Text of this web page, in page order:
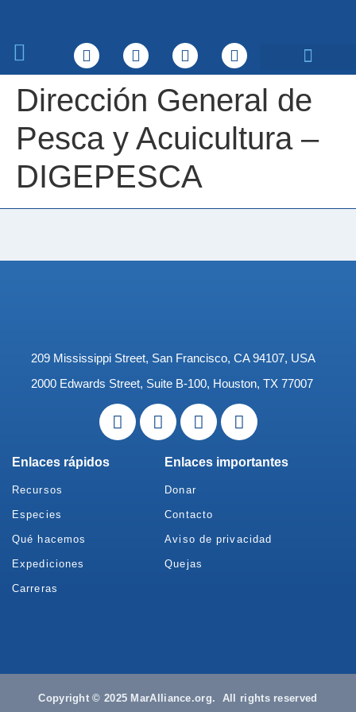
Dirección General de
Pesca y Acuicultura –
DIGEPESCA
209 Mississippi Street, San Francisco, CA 94107, USA
2000 Edwards Street, Suite B-100, Houston, TX 77007
Enlaces rápidos
Recursos
Especies
Qué hacemos
Expediciones
Carreras
Enlaces importantes
Donar
Contacto
Aviso de privacidad
Quejas
Copyright © 2025 MarAlliance.org. All rights reserved